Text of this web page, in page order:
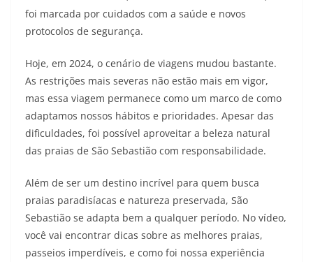
foi marcada por cuidados com a saúde e novos
protocolos de segurança.
Hoje, em 2024, o cenário de viagens mudou bastante.
As restrições mais severas não estão mais em vigor,
mas essa viagem permanece como um marco de como
adaptamos nossos hábitos e prioridades. Apesar das
dificuldades, foi possível aproveitar a beleza natural
das praias de São Sebastião com responsabilidade.
Além de ser um destino incrível para quem busca
praias paradisíacas e natureza preservada, São
Sebastião se adapta bem a qualquer período. No vídeo,
você vai encontrar dicas sobre as melhores praias,
passeios imperdíveis, e como foi nossa experiência